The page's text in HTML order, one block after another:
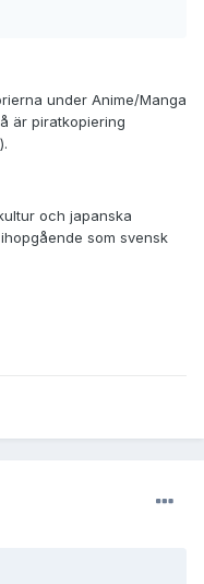
under Anime/Manga
är piratkopiering
och japanska
som svensk